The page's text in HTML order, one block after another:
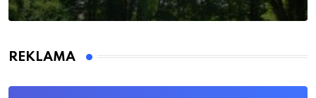
REKLAMA